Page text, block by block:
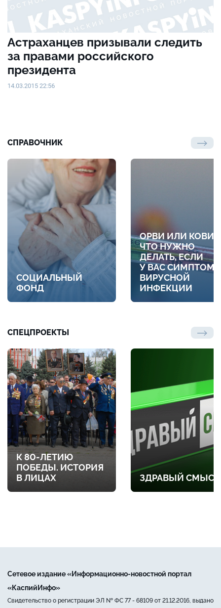
Астраханцев призывали следить
за правами российского
президента
14.03.2015 22:56
СПРАВОЧНИК
СОЦИАЛЬНЫЙ
ФОНД
ОРВИ ИЛИ
ЧТО НУЖНО
ДЕЛАТЬ, ЕСЛИ
У ВАС
ВИРУСНОЙ
ИНФЕКЦИИ
СПЕЦПРОЕКТЫ
К 80-ЛЕТИЮ
ПОБЕДЫ. ИСТОРИЯ
В ЛИЦАХ
ЗДРАВЫЙ СМЫСЛ
Сетевое издание «Информационно-новостной портал
«КаспийИнфо»
Свидетельство о регистрации ЭЛ № ФС 77 - 68109 от 21.12.2016, выдано